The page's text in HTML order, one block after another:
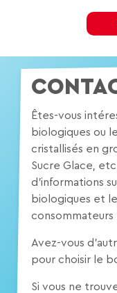
Êtes-vous
biologiques ou
cristallisés en
Sucre Glace,
d’informations
biologiques et
consommateurs
Avez-vous
pour choisir le
Si vous ne